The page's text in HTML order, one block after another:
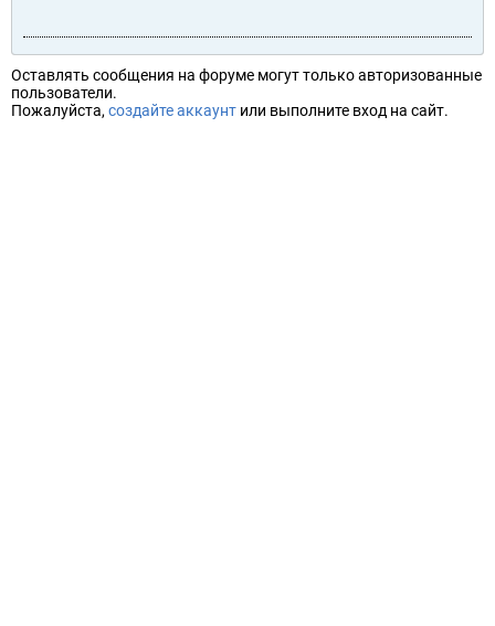
Оставлять сообщения на форуме могут только авторизованные
пользователи.
Пожалуйста, создайте аккаунт или выполните вход на сайт.